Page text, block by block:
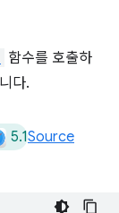
함수를 호출하
다.
5.1Source